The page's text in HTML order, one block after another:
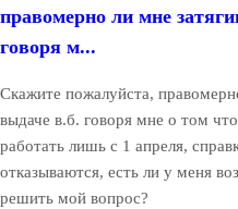
правомерно ли мне
говоря м...
Скажите пожалуйста,
выдаче в.б. говоря мне о том
работать лишь с 1 апреля,
отказываются, есть ли у меня
решить мой вопрос?